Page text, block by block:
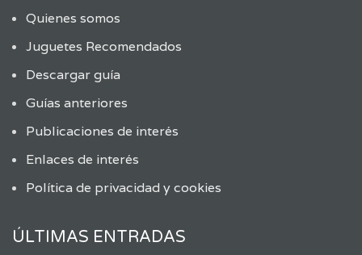
Quienes somos
Juguetes Recomendados
Descargar guía
Guías anteriores
Publicaciones de interés
Enlaces de interés
Política de privacidad y cookies
ÚLTIMAS ENTRADAS